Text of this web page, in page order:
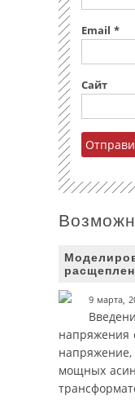
Email *
Сайт
9 марта,
напряжения
напряжение,
мощных